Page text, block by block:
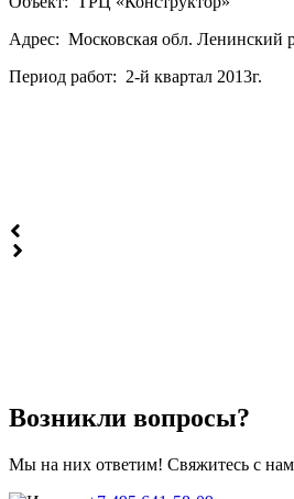
Адрес: Московская обл. Ленинский
Период работ: 2-й квартал 2013г.
Возникли вопросы?
Мы на них ответим! Свяжитесь с